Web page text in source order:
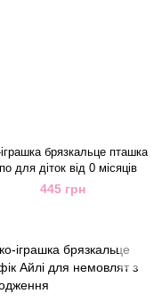
брязкальце пташка
для діток від 0 місяців
445 грн